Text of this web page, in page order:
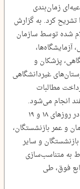
زمان‌بندی
تشریح کرد. به گزارش
شده توسط سازمان
آزمایشگاه‌ها،
پزشکان و
غیردانشگاهی
۵ الی ۱۵ اسفند و پرداخت مطالبات
لغایت پایان مهرماه از ۵ الی ۱۰ اسفند انجام می‌شود.
پرداخت عیدی بازنشستگان و مستمری‌بگیران در روزهای ۱۸ و ۱۹
و عمر بازنشستگان،
بازنشستگان و سایر
مربوط به متناسب‌سازی
با تأمین منابع فوق، طی